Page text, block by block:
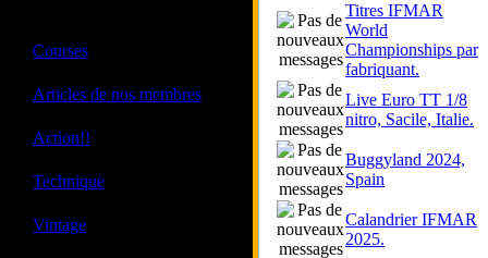
Courses
Articles de nos membres
Action!!
Technique
Vintage
Titres IFMAR
World
Championships par
fabriquant.
Live Euro TT 1/8
nitro, Sacile, Italie.
Buggyland 2024,
Spain
Calandrier IFMAR
2025.